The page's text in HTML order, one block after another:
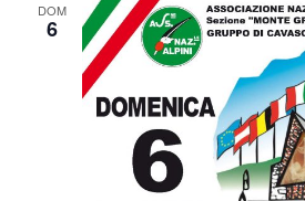
DOM
6